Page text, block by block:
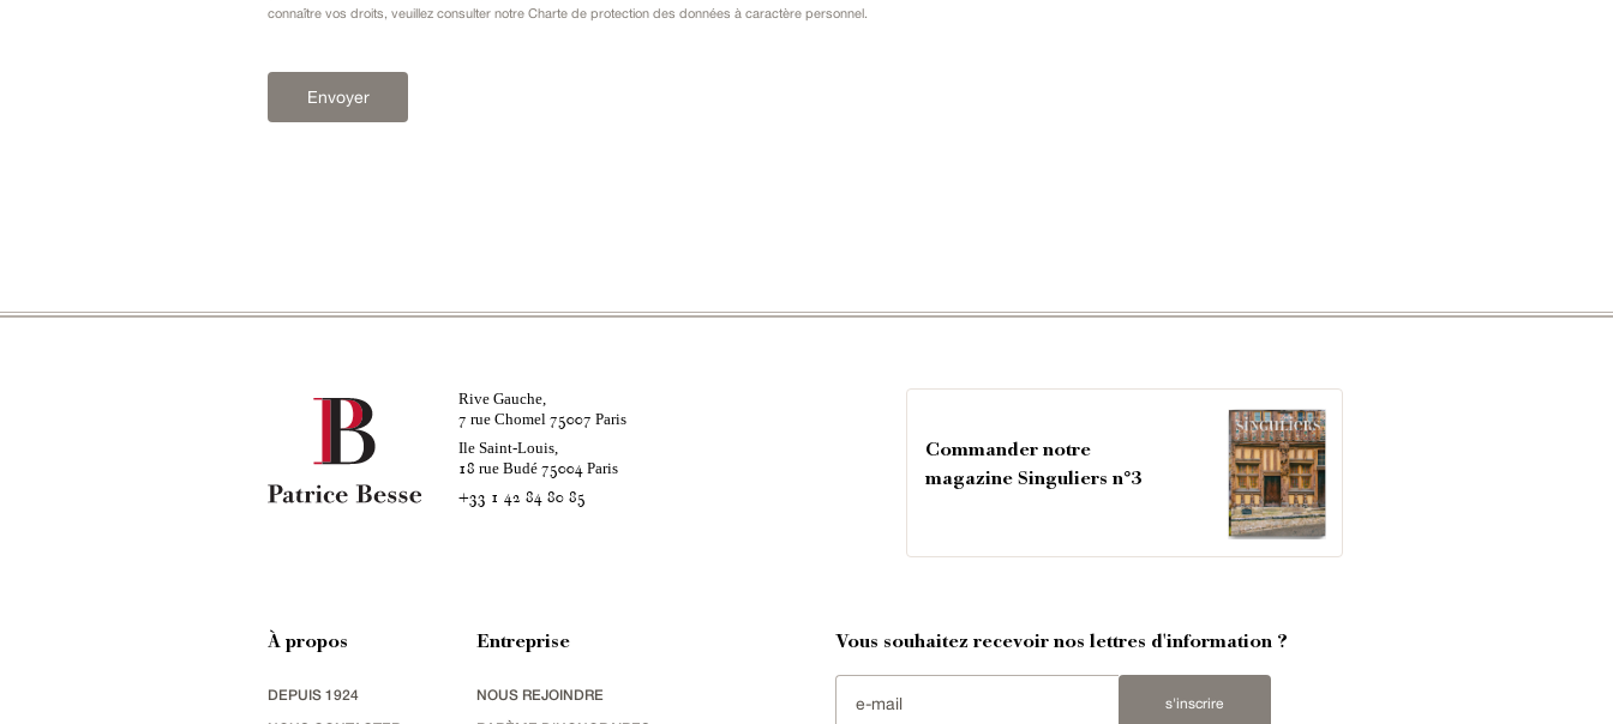
connaître vos droits, veuillez consulter notre Charte de protection des données à caractère personnel.
Envoyer
Rive Gauche,
7 rue Chomel 75007 Paris
Ile Saint-Louis,
18 rue Budé 75004 Paris
+33 1 42 84 80 85
Commander notre
magazine Singuliers n°3
À propos
DEPUIS 1924
Entreprise
NOUS REJOINDRE
Vous souhaitez recevoir nos lettres d'information ?
s'inscrire